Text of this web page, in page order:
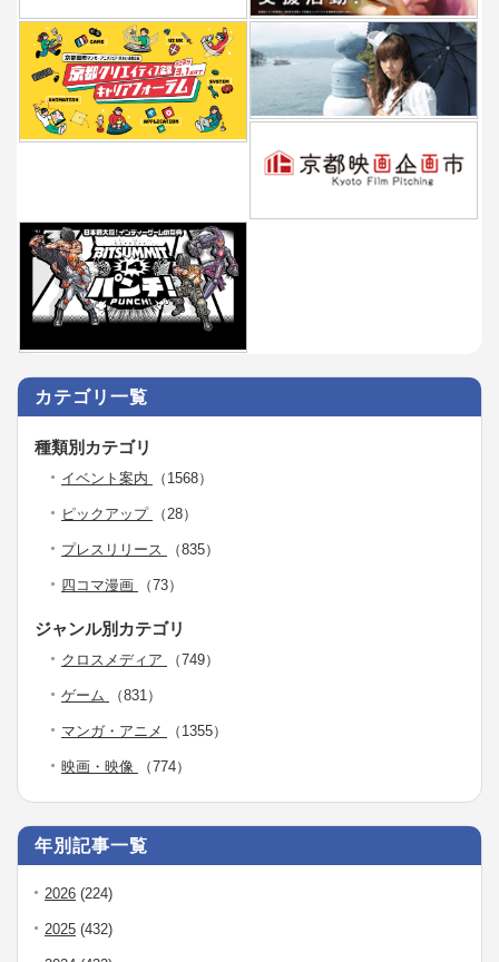
カテゴリ一覧
種類別カテゴリ
イベント案内 （1568）
ピックアップ （28）
プレスリリース （835）
四コマ漫画 （73）
ジャンル別カテゴリ
クロスメディア （749）
ゲーム （831）
マンガ・アニメ （1355）
映画・映像 （774）
年別記事一覧
2026 (224)
2025 (432)